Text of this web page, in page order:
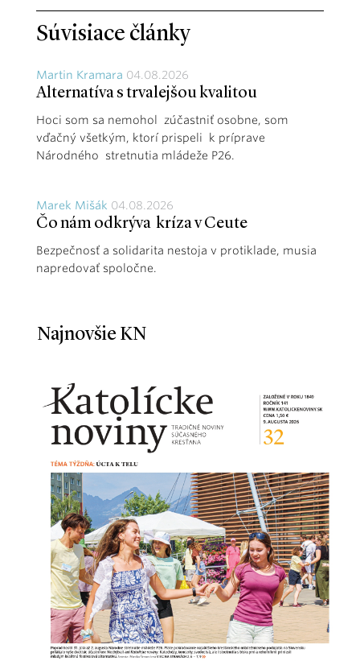
Súvisiace články
Martin Kramara 04.08.2026
Alternatíva s trvalejšou kvalitou
Hoci som sa nemohol zúčastniť osobne, som
vďačný všetkým, ktorí prispeli k príprave
Národného stretnutia mládeže P26.
Marek Mišák 04.08.2026
Čo nám odkrýva kríza v Ceute
Bezpečnosť a solidarita nestoja v protiklade, musia
napredovať spoločne.
Najnovšie KN